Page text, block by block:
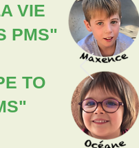
VIE
PMS"
TO